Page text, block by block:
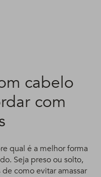
cabelo
com
qual é a melhor forma
Seja preso ou solto,
como evitar amassar